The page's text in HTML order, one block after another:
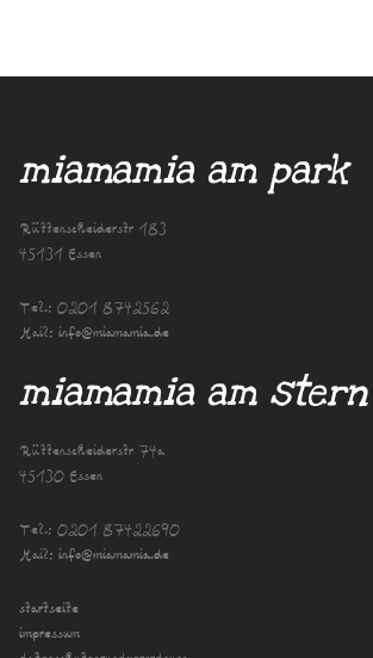
miamamia am park
Rüttenscheiderstr 183
45131 Essen
Tel.: 0201 8742562
Mail: info@miamamia.de
miamamia am stern
Rüttenscheiderstr 74a
45130 Essen
Tel.: 0201 87422690
Mail: info@miamamia.de
startseite
impressum